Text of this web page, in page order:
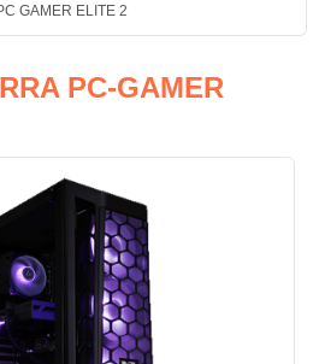
GAMER ELITE 2
PC-GAMER